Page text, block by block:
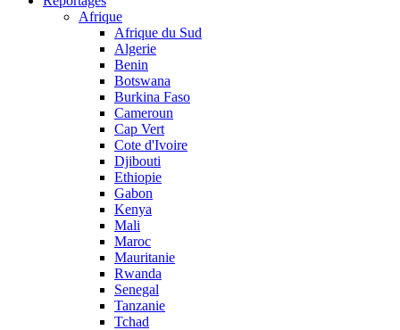
Afrique
Afrique du Sud
Algerie
Benin
Botswana
Burkina Faso
Cameroun
Cap Vert
Cote d'Ivoire
Djibouti
Ethiopie
Gabon
Kenya
Mali
Maroc
Mauritanie
Rwanda
Senegal
Tanzanie
Tchad